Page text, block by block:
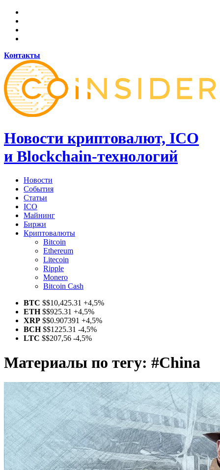
Контакты
Новости криптовалют, ICO
и Blockchain-технологий
Новости
События
Статьи
ICO
Майнинг
Биржи
Криптовалюты
Bitcoin
Ethereum
Litecoin
Ripple
Monero
Bitcoin Cash
BTC $$10,425.31 +4,5%
ETH$$925.31 +4,5%
XRP $$0.907391 +4,5%
BCH$$1225.31 -4,5%
LTC $$207,56 -4,5%
Материалы по тегу: #China